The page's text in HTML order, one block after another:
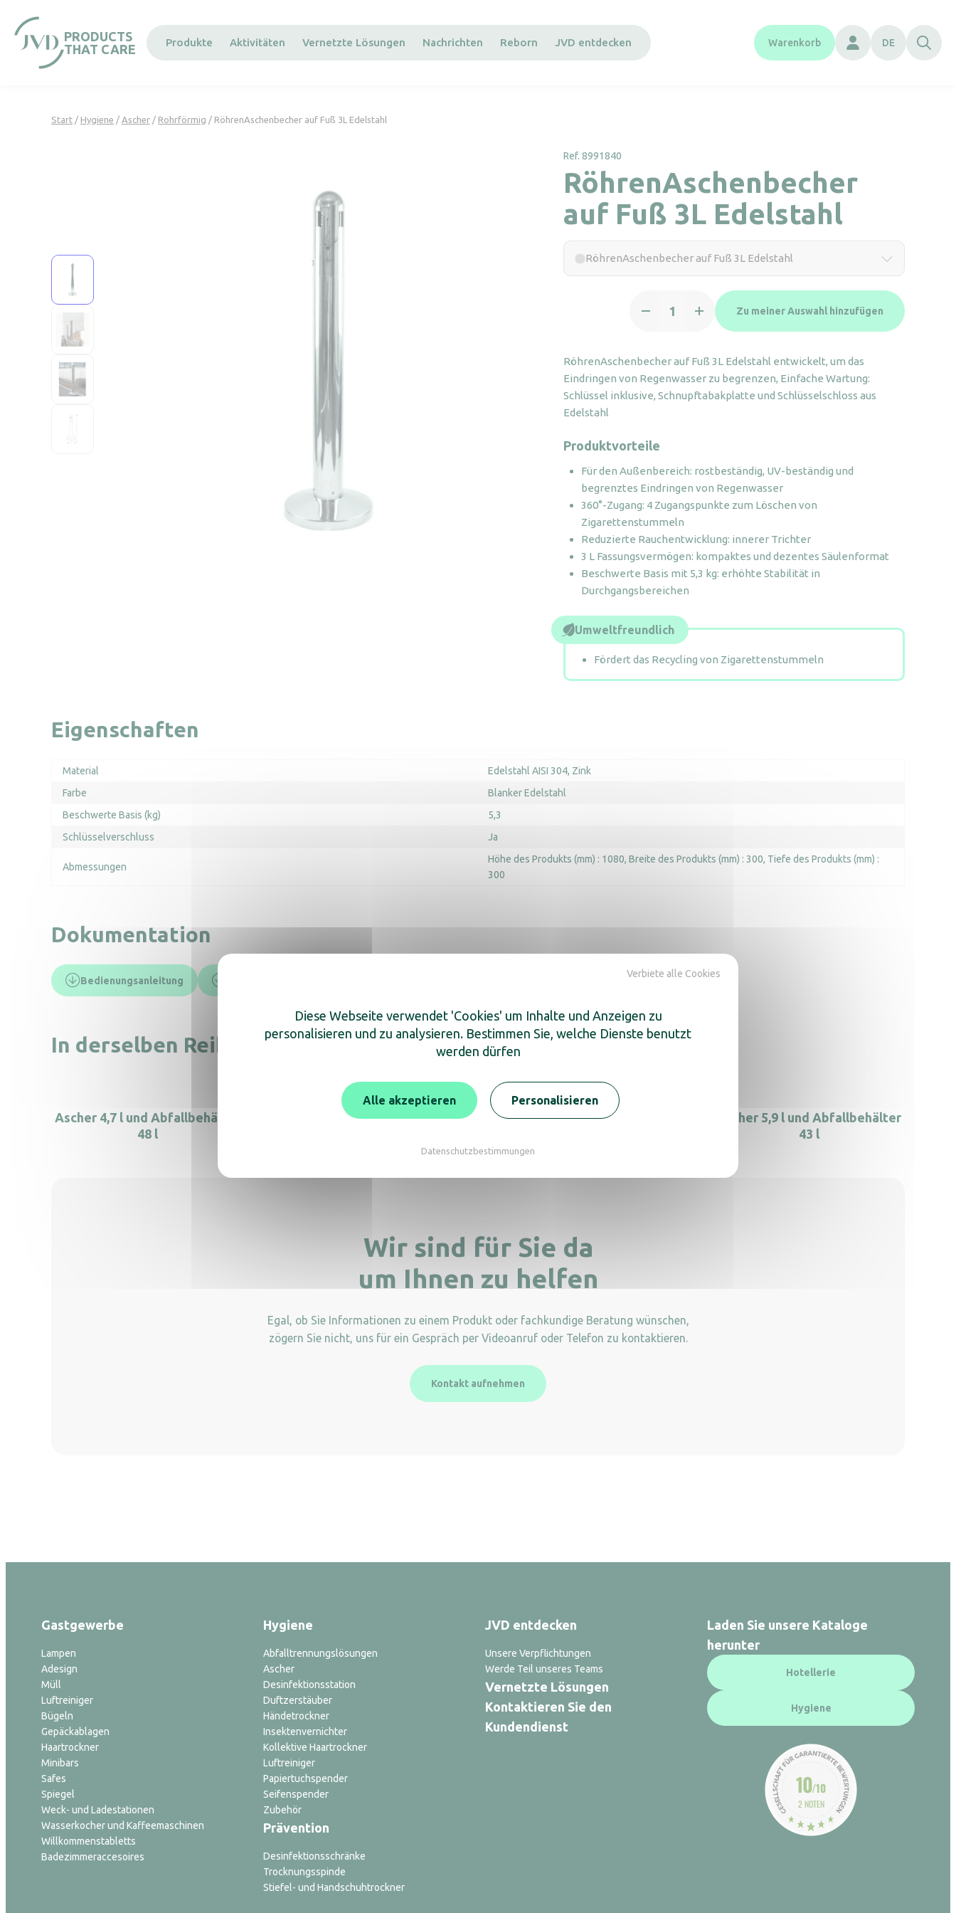
PRODUCTS
THAT CARE
Produkte Aktivitäten Vernetzte Lösungen Nachrichten Reborn JVD entdecken Warenkorb DE
Start / Hygiene / Ascher / Rohrförmig / RöhrenAschenbecher auf Fuß 3L Edelstahl
Ref. 8991840
RöhrenAschenbecher
auf Fuß 3L Edelstahl
RöhrenAschenbecher auf Fuß 3L Edelstahl
RöhrenAschenbecher
auf
Edelstahl
Menge
Zu meiner Auswahl hinzufügen
RöhrenAschenbecher auf Fuß 3L Edelstahl entwickelt, um das
Eindringen von Regenwasser zu begrenzen, Einfache Wartung:
Schlüssel inklusive, Schnupftabakplatte und Schlüsselschloss aus
Edelstahl
Produktvorteile
Für den Außenbereich: rostbeständig, UV-beständig und
begrenztes Eindringen von Regenwasser
360°-Zugang: 4 Zugangspunkte zum Löschen von
Zigarettenstummeln
Reduzierte Rauchentwicklung: innerer Trichter
3 L Fassungsvermögen: kompaktes und dezentes Säulenformat
Beschwerte Basis mit 5,3 kg: erhöhte Stabilität in
Durchgangsbereichen
Umweltfreundlich
Fördert das Recycling von Zigarettenstummeln
Eigenschaften
Material Edelstahl AISI 304 Zink
Farbe
Blanker Edelstahl
Beschwerte Basis (kg)
5,3
Schlüsselverschluss
Ja
Abmessungen
Höhe des Produkts (mm) : 1080 Breite des Produkts (mm) : 300 Tiefe des Produkts (mm) :
300
Dokumentation
Bedienungsanleitung
In derselben Reihe, entdecken Sie auch
Ascher 4,7 l und Abfallbehälter
48 l
Totem-Ascher 12,5 l auf Sockel Plastik-Standascher 10L
Ascher 5,9 l und Abfallbehälter
43 l
Wir sind für Sie da
um Ihnen zu helfen
Egal, ob Sie Informationen zu einem Produkt oder fachkundige Beratung wünschen,
zögern Sie nicht, uns für ein Gespräch per Videoanruf oder Telefon zu kontaktieren.
Kontakt aufnehmen
Gastgewerbe
Lampen
Adesign
Müll
Luftreiniger
Bügeln
Gepäckablagen
Haartrockner
Minibars
Safes
Spiegel
Weck- und Ladestationen
Wasserkocher und Kaffeemaschinen
Willkommenstabletts
Badezimmeraccesoires
Hygiene
Abfalltrennungslösungen
Ascher
Desinfektionsstation
Duftzerstäuber
Händetrockner
Insektenvernichter
Kollektive Haartrockner
Luftreiniger
Papiertuchspender
Seifenspender
Zubehör
Prävention
Desinfektionsschränke
Trocknungsspinde
Stiefel- und Handschuhtrockner
JVD entdecken
Unsere Verpflichtungen
Werde Teil unseres Teams
Vernetzte Lösungen
Kontaktieren Sie den
Kundendienst
Laden Sie unsere Kataloge
herunter
Hotellerie
Hygiene
10/10
2 NOTEN
Diese Webseite verwendet 'Cookies' um Inhalte und Anzeigen zu
personalisieren und zu analysieren. Bestimmen Sie, welche Dienste benutzt
werden dürfen
Alle akzeptieren
Verbiete alle Cookies
Personalisieren
Datenschutzbestimmungen